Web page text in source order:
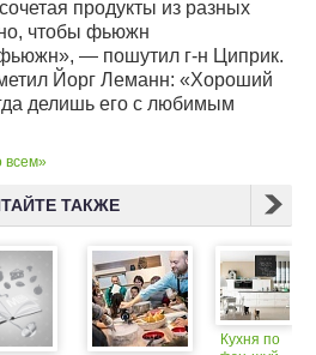
продукты из разных
чтобы фьюжн
— пошутил г-н Циприк.
Йорг Леманн: «Хороший
делишь его с любимым
всем»
ТАКЖЕ
Кухня по